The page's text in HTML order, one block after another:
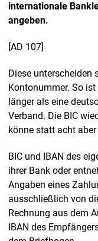
internationale
angeben.
[AD 107]
Diese unterscheiden
Kontonummer. So
länger als eine
Verband. Die BIC
könne statt acht
BIC und IBAN des
ihrer Bank oder
Angaben eines
ausschließlich von
Rechnung aus dem
IBAN des